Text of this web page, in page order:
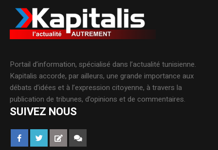
Portail d’information, spécialisé dans l’actualité tunisienne.
Kapitalis accorde, par ailleurs, une grande importance aux
débats d’idées et à l’expression citoyenne, à travers la
publication de tribunes, d’opinions et de commentaires.
SUIVEZ NOUS